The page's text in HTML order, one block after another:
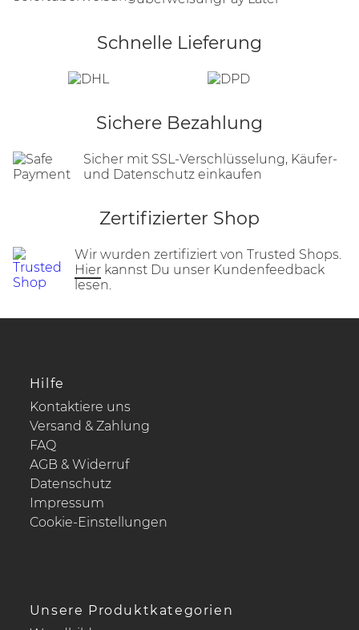
Schnelle Lieferung
Sichere Bezahlung
Sicher mit SSL-Verschlüsselung, Käufer-
und Datenschutz einkaufen
Zertifizierter Shop
Wir wurden zertifiziert von Trusted Shops.
Hier kannst Du unser Kundenfeedback
lesen.
Hilfe
Kontaktiere uns
Versand & Zahlung
FAQ
AGB & Widerruf
Datenschutz
Impressum
Cookie-Einstellungen
Unsere Produktkategorien